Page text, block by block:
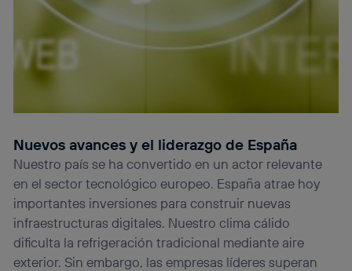
Nuevos avances y el liderazgo de España
Nuestro país se ha convertido en un actor relevante
en el sector tecnológico europeo. España atrae hoy
importantes inversiones para construir nuevas
infraestructuras digitales. Nuestro clima cálido
dificulta la refrigeración tradicional mediante aire
exterior. Sin embargo, las empresas líderes superan